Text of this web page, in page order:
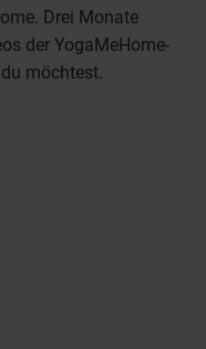
Drei Monate
der YogaMeHome-
möchtest.